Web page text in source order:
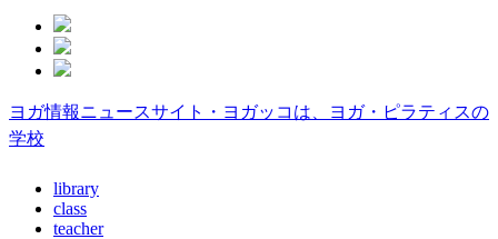
ヨガ情報ニュースサイト・ヨガッコは、ヨガ・ピラティスの
学校
library
class
teacher